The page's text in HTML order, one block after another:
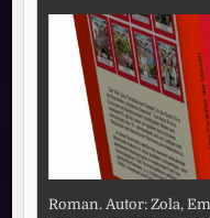
Roman. Autor: Zola,